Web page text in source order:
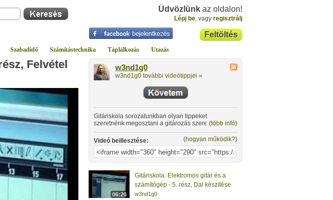
Üdvözlünk az oldalon!
Lépj be, vagy regisztrálj
Feltöltés
Szabadidő Számítástechnika Táplálkozás Utazás
Felvétel
w3nd1g0
w3nd1g0 további videótippjei »
Gitáriskola sorozatunkban olyan tippeket
szeretnénk megosztani a gitározás szerelmeseivel,
amelyek nemcsak kezdőknek nyújthatnak
segítséget.
(több infó)
Videó beillesztése: (hogyan működik?)
06:20
Gitáriskola: Elektromos gitár és a
számítógép - 5. rész, Dal készítése
w3nd1g0